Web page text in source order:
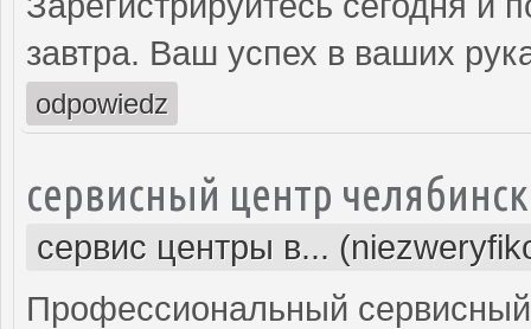
завтра. Ваш успех в ваших
odpowiedz
сервисный центр
сервис центры в...
Профессиональный